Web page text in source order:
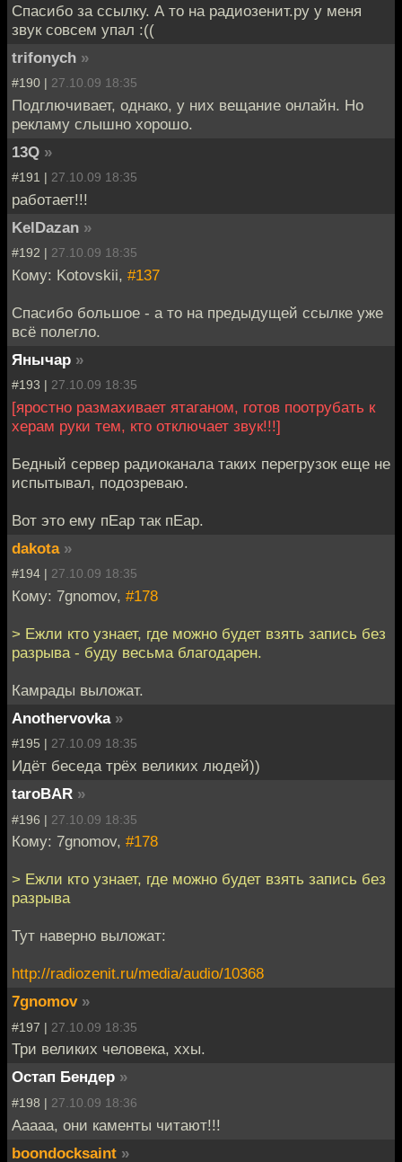
Спасибо за ссылку. А то на радиозенит.ру у меня
звук совсем упал :((
trifonych »
#190 | 27.10.09 18:35
Подглючивает, однако, у них вещание онлайн. Но
рекламу слышно хорошо.
13Q »
#191 | 27.10.09 18:35
работает!!!
KelDazan »
#192 | 27.10.09 18:35
Кому: Kotovskii, #137
Спасибо большое - а то на предыдущей ссылке уже
всё полегло.
Янычар »
#193 | 27.10.09 18:35
[яростно размахивает ятаганом, готов поотрубать к
херам руки тем, кто отключает звук!!!]
Бедный сервер радиоканала таких перегрузок еще не
испытывал, подозреваю.
Вот это ему пЕар так пЕар.
dakota »
#194 | 27.10.09 18:35
Кому: 7gnomov, #178
> Ежли кто узнает, где можно будет взять запись без
разрыва - буду весьма благодарен.
Камрады выложат.
Anothervovka »
#195 | 27.10.09 18:35
Идёт беседа трёх великих людей))
taroBAR »
#196 | 27.10.09 18:35
Кому: 7gnomov, #178
> Ежли кто узнает, где можно будет взять запись без
разрыва
Тут наверно выложат:
http://radiozenit.ru/media/audio/10368
7gnomov »
#197 | 27.10.09 18:35
Три великих человека, ххы.
Остап Бендер »
#198 | 27.10.09 18:36
Ааааа, они каменты читают!!!
boondocksaint »